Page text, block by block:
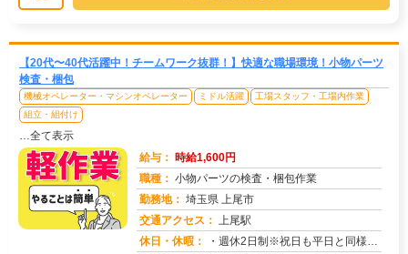
【20代〜40代活躍中！チームワーク抜群！】快適な職場環境！小物パーツ
検査・梱包
機械オペレーター・マシンオペレーター ミドル活躍
工場スタッフ・工場内作業
組立・組付け
…全て表示
給与： 時給1,600円
職種： 小物パーツの検査・梱包作業
勤務地： 埼玉県 上尾市
交通アクセス： 上尾駅
休日・休暇：
・週休2日制※祝日も平日と同様出勤日